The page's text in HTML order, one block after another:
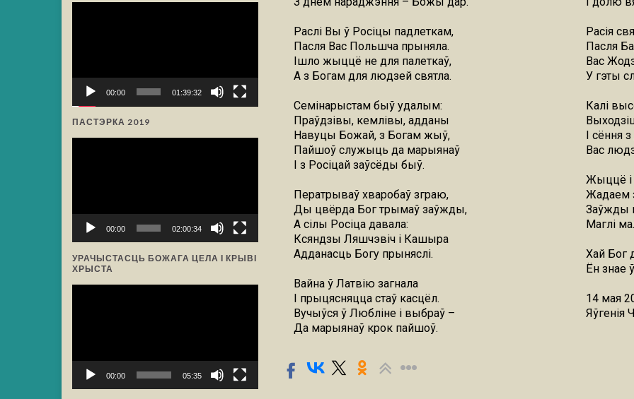
Раслі Вы ў Росіцы падлеткам,
Пасля Вас Польшча прыняла.
Ішло жыццё не для палеткаў,
А з Богам для людзей святла.
Семінарыстам быў удалым:
Праўдзівы, кемлівы, адданы
Навуцы Божай, з Богам жыў,
Пайшоў служыць да марыянаў
І з Росіцай заўсёды быў.
Ператрываў хваробаў зграю,
Ды цвёрда Бог трымаў заўжды,
А сілы Росіца давала:
Ксяндзы Ляшчэвіч і Кашыра
Адданасць Богу прыняслі.
Вайна ў Латвію загнала
І прыцясняцца стаў касцёл.
Вучыўся ў Любліне і выбраў –
Да марыянаў крок пайшоў.
Расія
Пасля
Вас
У гэты
Калі
І сёння
Вас
Жыццё і
Жадаем
Заўжды
Маглі
Хай Бог
Ён знае
14 мая
Яўгенія
00:00 01:39:32
ПАСТЭРКА 2019
00:00 02:00:34
УРАЧЫСТАСЦЬ БОЖАГА ЦЕЛА І КРЫВІ
ХРЫСТА
00:00 05:35